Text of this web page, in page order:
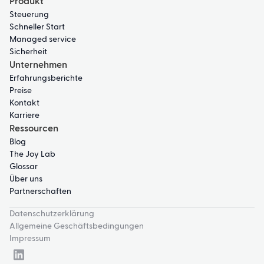
Steuerung
Schneller Start
Managed service
Sicherheit
Unternehmen
Erfahrungsberichte
Preise
Kontakt
Karriere
Ressourcen
Blog
The Joy Lab
Glossar
Über uns
Partnerschaften
Datenschutzerklärung
Allgemeine Geschäftsbedingungen
Impressum